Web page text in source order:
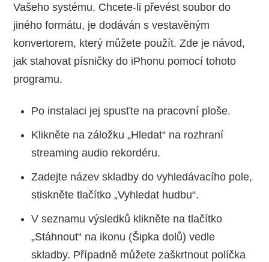
Vašeho systému. Chcete-li převést soubor do
jiného formátu, je dodáván s vestavěným
konvertorem, který můžete použít. Zde je návod,
jak stahovat písničky do iPhonu pomocí tohoto
programu.
Po instalaci jej spusťte na pracovní ploše.
Klikněte na záložku „Hledat“ na rozhraní
streaming audio rekordéru.
Zadejte název skladby do vyhledávacího pole,
stiskněte tlačítko „Vyhledat hudbu“.
V seznamu výsledků klikněte na tlačítko
„Stáhnout“ na ikonu (Šipka dolů) vedle
skladby. Případně můžete zaškrtnout políčka